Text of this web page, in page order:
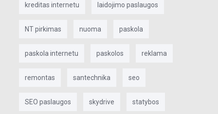
kreditas internetu laidojimo paslaugos
NT pirkimas nuoma paskola
paskola internetu paskolos reklama
remontas santechnika seo
SEO paslaugos skydrive statybos